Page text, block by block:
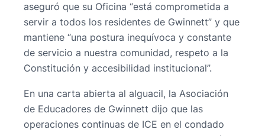
aseguró que su Oficina “está comprometida a
servir a todos los residentes de Gwinnett” y que
mantiene “una postura inequívoca y constante
de servicio a nuestra comunidad, respeto a la
Constitución y accesibilidad institucional”.
En una carta abierta al alguacil, la Asociación
de Educadores de Gwinnett dijo que las
operaciones continuas de ICE en el condado